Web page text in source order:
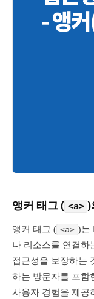
앵커 태그 ( <a> )
앵커 태그 ( <a> )는
나 리소스를 연결하
접근성을 보장하는
하는 방문자를 포함
사용자 경험을 제공